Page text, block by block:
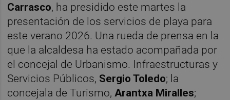
Carrasco, ha presidido este martes la
presentación de los servicios de playa para
este verano 2026. Una rueda de prensa en la
que la alcaldesa ha estado acompañada por
el concejal de Urbanismo. Infraestructuras y
Servicios Públicos, Sergio Toledo; la
concejala de Turismo,Arantxa Miralles;